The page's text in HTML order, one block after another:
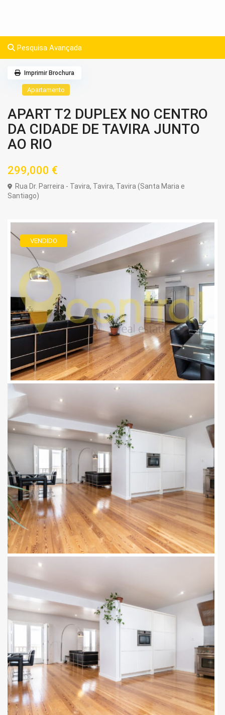
Pesquisa Avançada
Apartamento
APART T2 DUPLEX NO CENTRO
DA CIDADE DE TAVIRA JUNTO
AO RIO
299,000 €
Rua Dr. Parreira - Tavira, Tavira, Tavira (Santa Maria e
Santiago)
Imprimir Brochura
VENDIDO